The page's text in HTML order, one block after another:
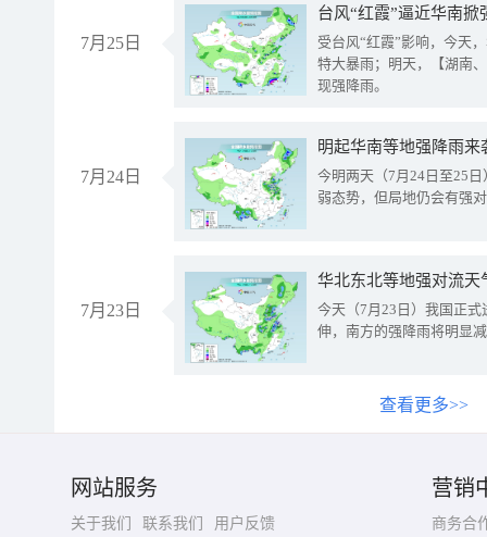
7月25日
台风“红霞”逼近华南
受台风“红霞”影响，今天
特大暴雨；明天，【湖南
现强降雨。
7月24日
明起华南等地强降雨
今明两天（7月24日至25
弱态势，但局地仍会有强
7月23日
华北东北等地强对流天
今天（7月23日）我国正
伸，南方的强降雨将明显
查看更多>>
网站服务
关于我们 联系我们
用户反馈
营销
商务合